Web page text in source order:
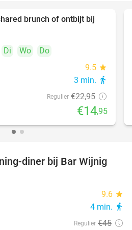
35%
brunch of ontbijt bij
Di Wo
Do
9.5 star
3 min. directions_walk
Regulier €22,95
€14,95
45%
diner bij Bar Wijnig
9.6 star
4 min. directions_walk
Regulier €45